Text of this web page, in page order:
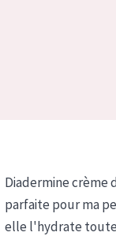
Diadermine crème
parfaite pour ma
elle l'hydrate